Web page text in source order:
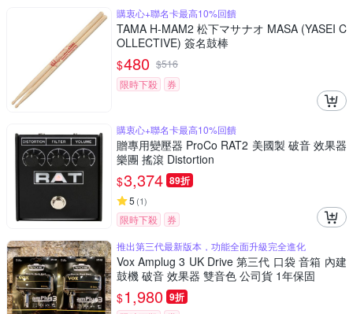
購衷心+聯名卡最高10%回饋
TAMA H-MAM2 松下マサナオ MASA (YASEI C
OLLECTIVE) 簽名鼓棒
$480 $516
限時下殺
券
購衷心+聯名卡最高10%回饋
贈專用變壓器 ProCo RAT2 美國製 破音 效果器
樂團 搖滾 Distortion
$3,374 89折
5 (1)
限時下殺
券
推出第三代最新版本，功能全面升級完全進化
Vox Amplug 3 UK Drive 第三代 口袋 音箱 內建
鼓機 破音 效果器 雙音色 公司貨 1年保固
$1,980 9折